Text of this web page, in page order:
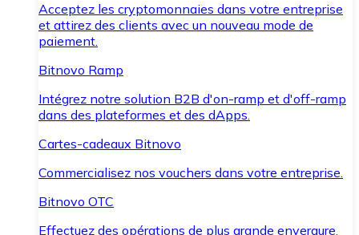
Acceptez les cryptomonnaies dans votre entreprise
et attirez des clients avec un nouveau mode de
paiement.
Bitnovo Ramp
Intégrez notre solution B2B d'on-ramp et d'off-ramp
dans des plateformes et des dApps.
Cartes-cadeaux Bitnovo
Commercialisez nos vouchers dans votre entreprise.
Bitnovo OTC
Effectuez des opérations de plus grande envergure.